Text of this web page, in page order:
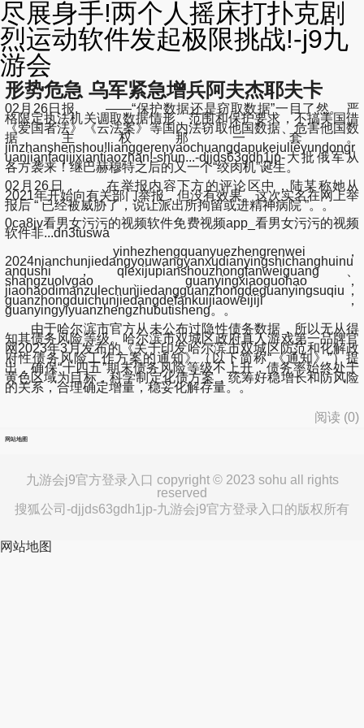
尽展身手!两个人摇床打扑克剧
烈运动软件发起极限挑战!-j9九
游会
形势危急 乌军紧急增兵阿夫杰耶夫卡
02月26日报, ——“保护数据还是窃取数据”一目了然。 严
格限定执法机关调取数据情形、范围和保护要求，不搞美国借
《爱国者法》《云法案》等国内法窃取他国数据、危害他国数
据主权那一套。
jinzhanshenshou!lianggerenyaochuangdapukejulieyundongr
uanjianfaqijixiantiaozhan!-shun...-djjds63gdh1jp-大批俄军从
各方袭来！继巴赫穆特之后的又一个“绞肉机”诞生。
02月26日， 在举报内容下方的评论区中，陆某称她从
2021年开始向有关部门举报，但没有效果。这次实名在网上举
报后 “ 已经被威胁了，说让派出所拘留或进精神病院 ”。。
0ca8jv看男女污污的视频软件免费视频app_看男女污污的视频
软件非...dn3tuswa
yinhezhengquanyuezhengrenwei，
2024nianchunjiedangyouwangyanxudianyingshichanghuinu
anqushi，qiexijupianshouzhongfanweiguang、
shangzuolvgao、guanyingxiaoguohao，
jiaohaodimanzulechunjiedangguanzhongdeguanyingsuqiu，
guanzhongduichunjiedangdefankuijiaoweijiji，
guanyingyiyuanzhengzhubutisheng。。
由于哈尔滨市官方从未公布过隐性债务数据，所以无从得
知其债务风险等级。哈尔滨市双城区政府真人游戏第一品牌官
网2023年3月发布的《关于印发哈尔滨市双城区防范和化解政
府性债务风险工作方案的通知》（以下简称“《通知》”）提
出，确保“十四五”期末债务风险等级不上升，债务率始终处于
黄色区域为目标，科学制定化债方案，统筹好稳增长和防风险
的关系，合理确定增量，稳妥化解存量。。
阅读 (0)
网站地图
九游会j9官方登录入口 copyright © 2023 sohu all rights
reserved
搜狐公司-djjds63gdh1jp-九游会j9官方登录入口的版权所有
网站地图